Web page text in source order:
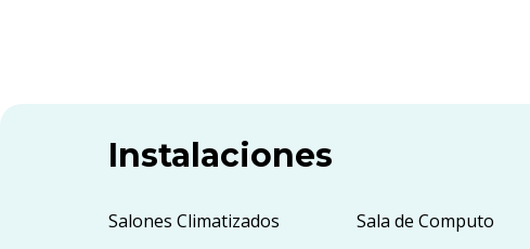
Instalaciones
Salones Climatizados Sala de Computo